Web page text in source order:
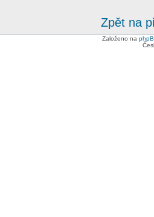
Zpět na
Založeno na